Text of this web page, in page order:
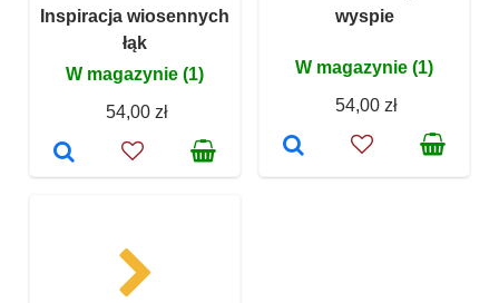
Inspiracja wiosennych
łąk
W magazynie (1)
54,00 zł
wyspie
W magazynie (1)
54,00 zł